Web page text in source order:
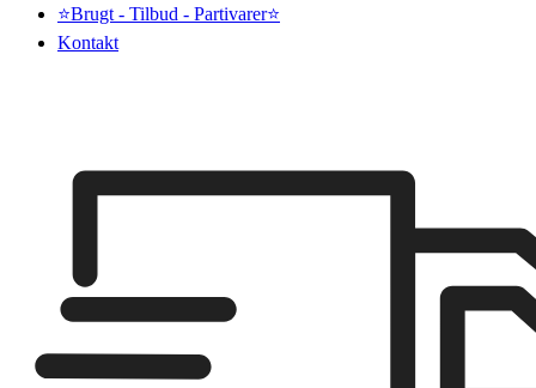
⭐Brugt - Tilbud - Partivarer⭐
Kontakt